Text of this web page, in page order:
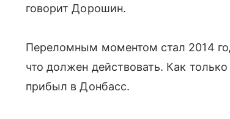
говорит Дорошин.
Переломным моментом стал 2014
что должен действовать. Как
прибыл в Донбасс.